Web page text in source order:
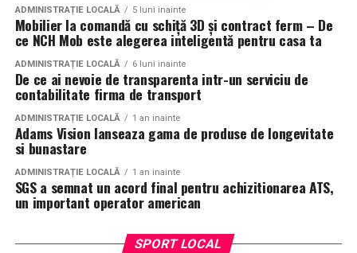
ADMINISTRAȚIE LOCALĂ 5 luni inainte
Mobilier la comandă cu schiță 3D și contract ferm – De
ce NCH Mob este alegerea inteligentă pentru casa ta
ADMINISTRAȚIE LOCALĂ 6 luni inainte
De ce ai nevoie de transparenta intr-un serviciu de
contabilitate firma de transport
ADMINISTRAȚIE LOCALĂ 1 an inainte
Adams Vision lanseaza gama de produse de longevitate
si bunastare
ADMINISTRAȚIE LOCALĂ 1 an inainte
SGS a semnat un acord final pentru achizitionarea ATS,
un important operator american
SPORT LOCAL